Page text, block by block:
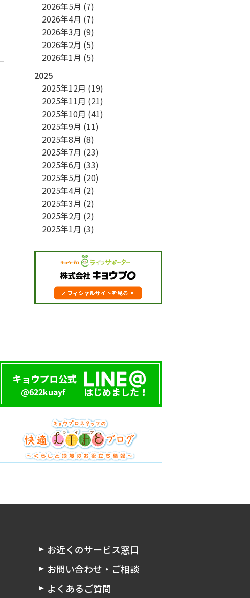
2026年5月 (7)
2026年4月 (7)
2026年3月 (9)
2026年2月 (5)
2026年1月 (5)
2025
2025年12月 (19)
2025年11月 (21)
2025年10月 (41)
2025年9月 (11)
2025年8月 (8)
2025年7月 (23)
2025年6月 (33)
2025年5月 (20)
2025年4月 (2)
2025年3月 (2)
2025年2月 (2)
2025年1月 (3)
お近くのサービス窓口
お問い合わせ・ご相談
よくあるご質問